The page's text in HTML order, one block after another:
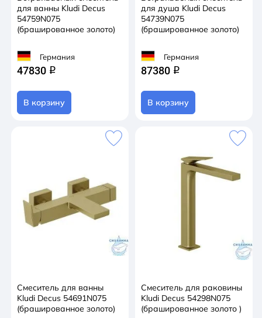
для ванны Kludi Decus
54759N075
(брашированное золото)
Германия
47830 q
В корзину
для душа Kludi Decus
54739N075
(брашированное золото)
Германия
87380 q
В корзину
Смеситель для ванны
Kludi Decus 54691N075
(брашированное золото)
Смеситель для раковины
Kludi Decus 54298N075
(брашированное золото )